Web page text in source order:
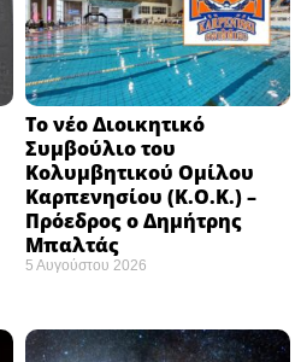
Το νέο Διοικητικό
Συμβούλιο του
Κολυμβητικού Ομίλου
Καρπενησίου (Κ.Ο.Κ.) –
Πρόεδρος ο Δημήτρης
Μπαλτάς
5 Αυγούστου 2026